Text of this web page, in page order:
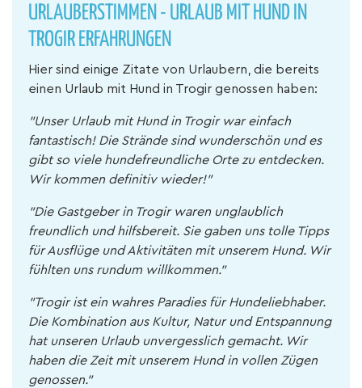
URLAUBERSTIMMEN - URLAUB MIT HUND IN
TROGIR ERFAHRUNGEN
Hier sind einige Zitate von Urlaubern, die bereits
einen Urlaub mit Hund in Trogir genossen haben:
"Unser Urlaub mit Hund in Trogir war einfach
fantastisch! Die Strände sind wunderschön und es
gibt so viele hundefreundliche Orte zu entdecken.
Wir kommen definitiv wieder!"
"Die Gastgeber in Trogir waren unglaublich
freundlich und hilfsbereit. Sie gaben uns tolle Tipps
für Ausflüge und Aktivitäten mit unserem Hund. Wir
fühlten uns rundum willkommen."
"Trogir ist ein wahres Paradies für Hundeliebhaber.
Die Kombination aus Kultur, Natur und Entspannung
hat unseren Urlaub unvergesslich gemacht. Wir
haben die Zeit mit unserem Hund in vollen Zügen
genossen."